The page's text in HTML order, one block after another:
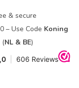
& secure
– Use Code Koning
(NL & BE)